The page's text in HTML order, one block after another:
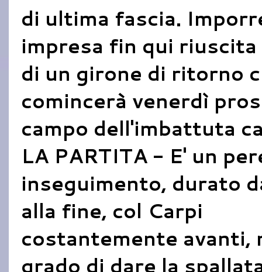
di ultima fascia.
impresa fin qui
di un girone di ritorno
comincerà venerdì
campo dell'imbattuta
LA PARTITA - E' un
inseguimento, durato
alla fine, col Carpi
costantemente avanti,
grado di dare la